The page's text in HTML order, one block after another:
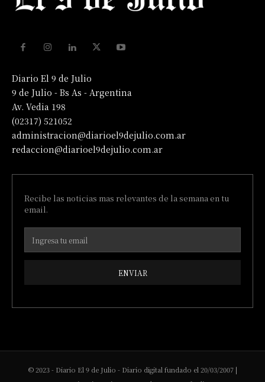
Diario El 9 de Julio
9 de Julio - Bs As - Argentina
Av. Vedia 198
(02317) 521052
administracion@diarioel9dejulio.com.ar
redaccion@diarioel9dejulio.com.ar
Recibe las noticias mas relevantes de la semana en tu
email.
ENVIAR
© 2023 - Diario El 9 de Julio - Diario digital fundado el 20/03/2007 |